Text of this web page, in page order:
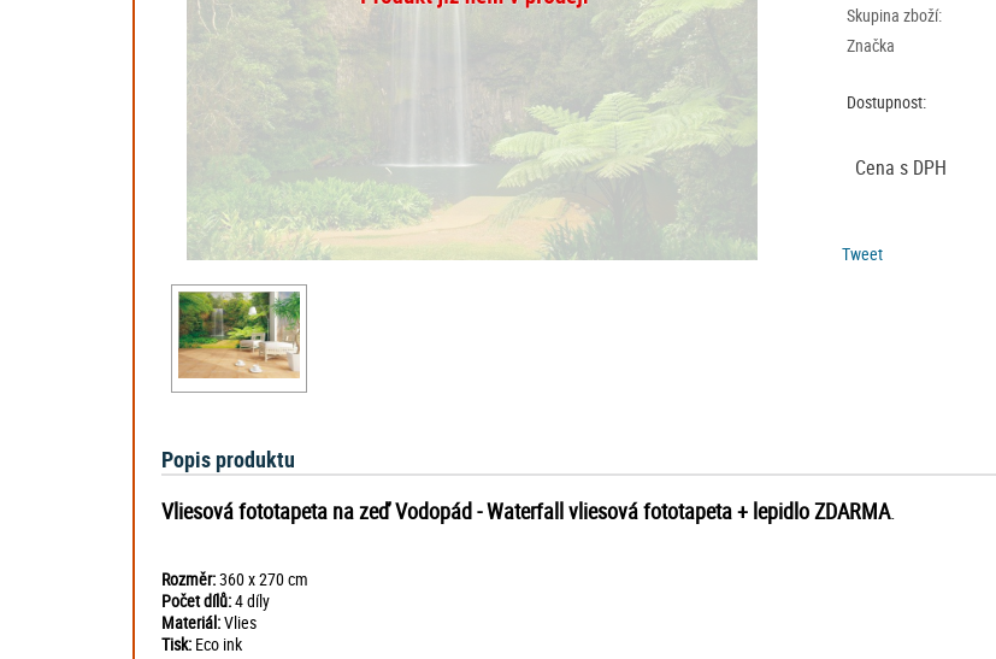
Skupina zboží:
Značka
Dostupnost:
Cena s DPH
Tweet
Popis produktu
Vliesová fototapeta na zeďVodopád- Waterfall vliesová fototapeta+ lepidlo ZDARMA.
Rozměr:360 x 270 cm
Počet dílů:4 díly
Materiál:Vlies
Tisk: Eco ink